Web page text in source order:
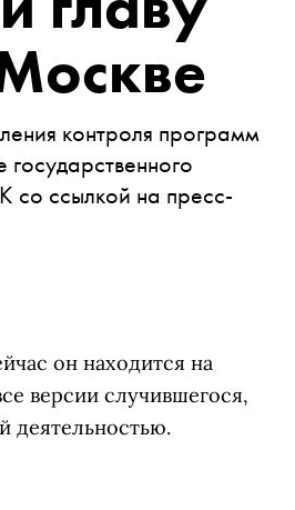
контроля программ
со ссылкой на пресс-
он находится на
версии случившегося,
деятельностью.